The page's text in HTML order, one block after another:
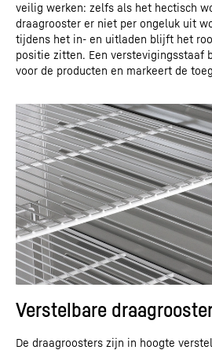
veilig werken: zelfs als het hectisch
draagrooster er niet per ongeluk uit
tijdens het in- en uitladen blijft het
positie zitten. Een verstevigingsstaaf
voor de producten en markeert de
Verstelbare
De draagroosters zijn in hoogte